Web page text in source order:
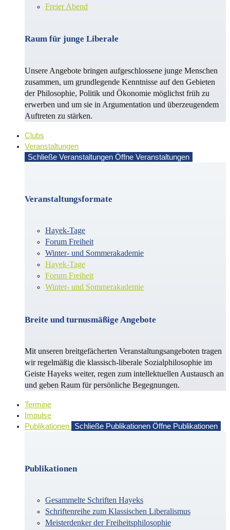
Freier Abend
Raum für junge Liberale
Unsere Angebote bringen aufgeschlossene junge Menschen
zusammen, um grundlegende Kenntnisse auf den Gebieten
der Philosophie, Politik und Öko­no­mie möglichst früh zu
erwerben und um sie in Argu­men­ta­tion und überzeugendem
Auf­treten zu stärken.
Clubs
Veranstaltungen
Schließe Veranstaltungen Öffne Veranstaltungen
Veranstaltungsformate
Hayek-Tage
Forum Freiheit
Winter- und Sommerakademie
Hayek-Tage
Forum Freiheit
Winter- und Sommerakademie
Breite und turnusmäßige Angebote
Mit unseren breitgefächerten Veranstaltungsangeboten tragen
wir regelmäßig die klassisch-liberale Sozialphilosophie im
Geiste Hayeks weiter, regen zum intellektuellen Austausch an
und geben Raum für persönliche Begegnungen.
Termine
Impulse
Publikationen
Schließe Publikationen Öffne Publikationen
Publikationen
Gesammelte Schriften Hayeks
Schriftenreihe zum Klassischen Liberalismus
Meisterdenker der Freiheitsphilosophie